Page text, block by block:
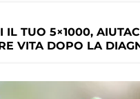
IL TUO 5×1000,
VITA DOPO LA